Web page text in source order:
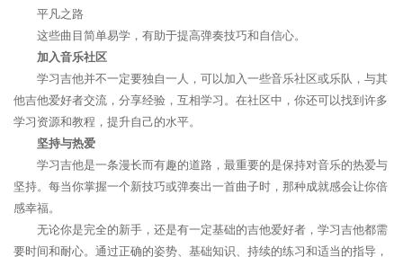
平凡之路
这些曲目简单易学，有助于提高弹奏技巧和自信心。
加入音乐社区
学习吉他并不一定要独自一人，可以加入一些音乐社区或乐队，与其
他吉他爱好者交流，分享经验，互相学习。在社区中，你还可以找到许多
学习资源和教程，提升自己的水平。
坚持与热爱
学习吉他是一条漫长而有趣的道路，最重要的是保持对音乐的热爱与
坚持。每当你掌握一个新技巧或弹奏出一首曲子时，那种成就感会让你倍
感幸福。
无论你是完全的新手，还是有一定基础的吉他爱好者，学习吉他都需
要时间和耐心。通过正确的姿势、基础知识、持续的练习和适当的指导，